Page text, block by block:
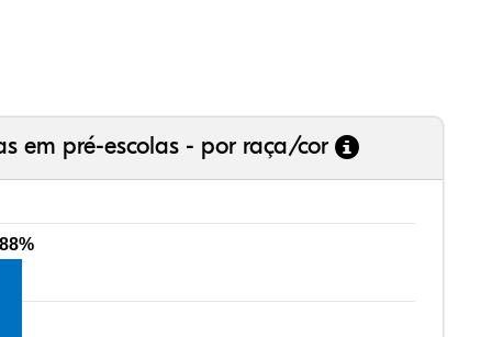
em pré-escolas - por raça/cor